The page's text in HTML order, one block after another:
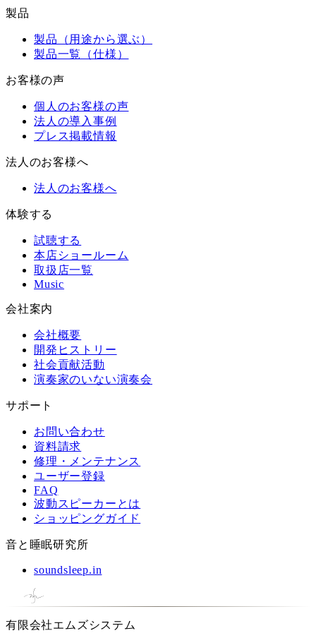
製品
製品（用途から選ぶ）
製品一覧（仕様）
お客様の声
個人のお客様の声
法人の導入事例
プレス掲載情報
法人のお客様へ
法人のお客様へ
体験する
試聴する
本店ショールーム
取扱店一覧
Music
会社案内
会社概要
開発ヒストリー
社会貢献活動
演奏家のいない演奏会
サポート
お問い合わせ
資料請求
修理・メンテナンス
ユーザー登録
FAQ
波動スピーカーとは
ショッピングガイド
音と睡眠研究所
soundsleep.in
有限会社エムズシステム